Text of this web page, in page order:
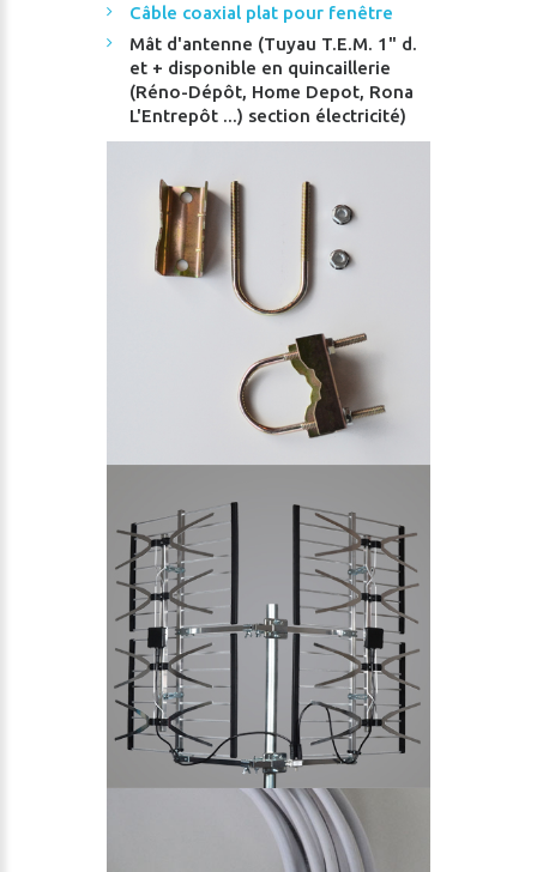
Câble coaxial plat pour fenêtre
Mât d'antenne (Tuyau T.E.M. 1" d.
et + disponible en quincaillerie
(Réno-Dépôt, Home Depot, Rona
L'Entrepôt ...) section électricité)